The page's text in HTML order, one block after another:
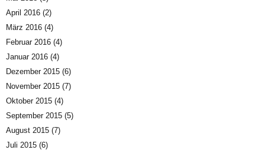
April 2016 (2)
März 2016 (4)
Februar 2016 (4)
Januar 2016 (4)
Dezember 2015 (6)
November 2015 (7)
Oktober 2015 (4)
September 2015 (5)
August 2015 (7)
Juli 2015 (6)